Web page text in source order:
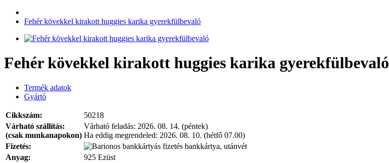
Fehér kövekkel kirakott huggies karika gyerekfülbevaló
Fehér kövekkel kirakott huggies karika gyerekfülbevaló
Termék adatok
Gyártó
Cikkszám:
50218
Várható szállítás:
(csak munkanapokon)
Várható feladás: 2026. 08. 14. (péntek)
Ha eddig megrendeled: 2026. 08. 10. (hétfő 07.00)
Fizetés:
bankkártya, utánvét
Anyag:
925 Ezüst